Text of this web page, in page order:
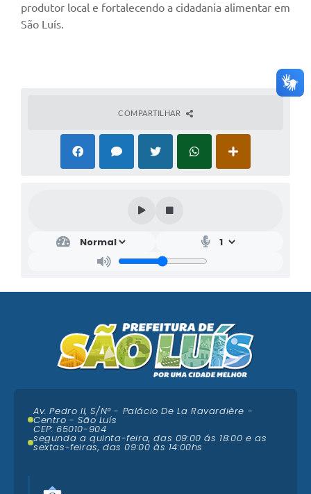
produtor local e fortalecendo a cidadania alimentar em
São Luís.
COMPARTILHAR
Av. Pedro II, S/N° - Palácio De La Ravardière -
Centro - São Luís
CEP: 65010-904
segunda a quinta-feira, das 09:00 ás 18:00 e as
sextas-feiras, das 09:00 às 14:00hs